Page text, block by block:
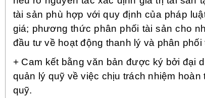
tài sản phù hợp với quy định của pháp
giá; phương thức phân phối tài sản cho
đầu tư về hoạt động thanh lý và phân phối
+ Cam kết bằng văn bản được ký bởi đại
quản lý quỹ về việc chịu trách nhiệm
quỹ.